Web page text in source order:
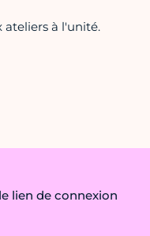
lien de connexion
ateliers à l'unité.